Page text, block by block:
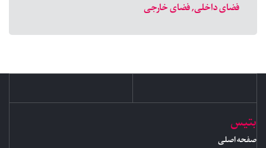
فضای داخلی, فضای خارجی
بتیس
صفحه اصلی